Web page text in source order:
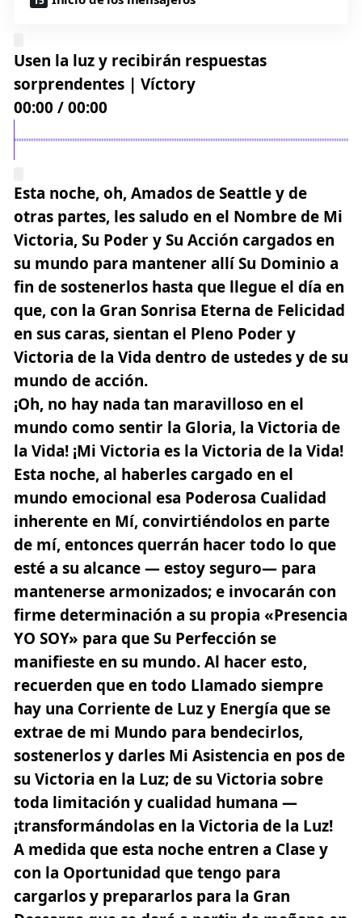
Usen la luz y recibirán respuestas
sorprendentes | Víctory
00:00 /48:57
Esta noche, oh, Amados de Seattle y de
otras partes, les saludo en el Nombre de Mi
Victoria, Su Poder y Su Acción cargados en
su mundo para mantener allí Su Dominio a
fin de sostenerlos hasta que llegue el día en
que, con la Gran Sonrisa Eterna de Felicidad
en sus caras, sientan el Pleno Poder y
Victoria de la Vida dentro de ustedes y de su
mundo de acción.
¡Oh, no hay nada tan maravilloso en el
mundo como sentir la Gloria, la Victoria de
la Vida! ¡Mi Victoria es la Victoria de la Vida!
Esta noche, al haberles cargado en el
mundo emocional esa Poderosa Cualidad
inherente en Mí, convirtiéndolos en parte
de mí, entonces querrán hacer todo lo que
esté a su alcance — estoy seguro— para
mantenerse armonizados; e invocarán con
firme determinación a su propia «Presencia
YO SOY» para que Su Perfección se
manifieste en su mundo. Al hacer esto,
recuerden que en todo Llamado siempre
hay una Corriente de Luz y Energía que se
extrae de mi Mundo para bendecirlos,
sostenerlos y darles Mi Asistencia en pos de
su Victoria en la Luz; de su Victoria sobre
toda limitación y cualidad humana —
¡transformándolas en la Victoria de la Luz!
A medida que esta noche entren a Clase y
con la Oportunidad que tengo para
cargarlos y prepararlos para la Gran